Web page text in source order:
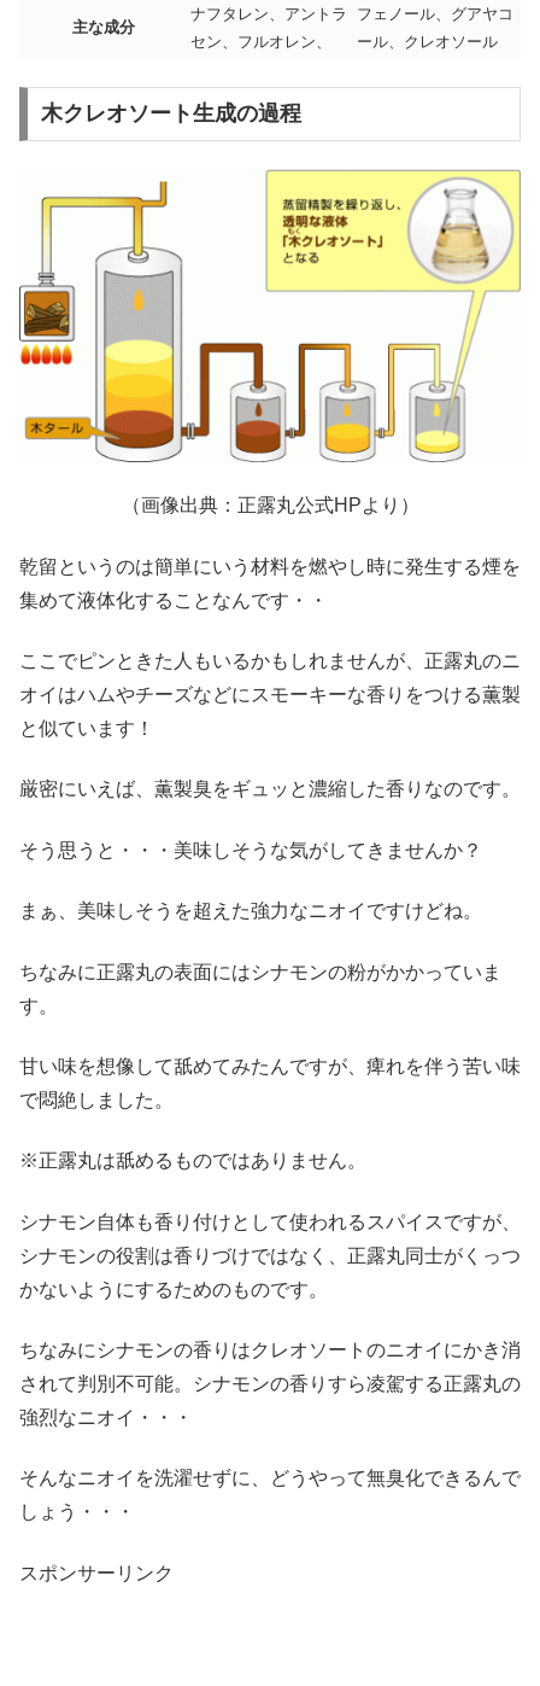
主な成分
ナフタレン、アントラ
セン、フルオレン、
フェノール、グアヤコ
ール、クレオソール
木クレオソート生成の過程
（画像出典：正露丸公式HPより）
乾留というのは簡単にいう材料を燃やし時に発生する煙を
集めて液体化することなんです・・
ここでピンときた人もいるかもしれませんが、正露丸のニ
オイはハムやチーズなどにスモーキーな香りをつける薫製
と似ています！
厳密にいえば、薫製臭をギュッと濃縮した香りなのです。
そう思うと・・・美味しそうな気がしてきませんか？
まぁ、美味しそうを超えた強力なニオイですけどね。
ちなみに正露丸の表面にはシナモンの粉がかかっていま
す。
甘い味を想像して舐めてみたんですが、痺れを伴う苦い味
で悶絶しました。
※正露丸は舐めるものではありません。
シナモン自体も香り付けとして使われるスパイスですが、
シナモンの役割は香りづけではなく、正露丸同士がくっつ
かないようにするためのものです。
ちなみにシナモンの香りはクレオソートのニオイにかき消
されて判別不可能。シナモンの香りすら凌駕する正露丸の
強烈なニオイ・・・
そんなニオイを洗濯せずに、どうやって無臭化できるんで
しょう・・・
スポンサーリンク